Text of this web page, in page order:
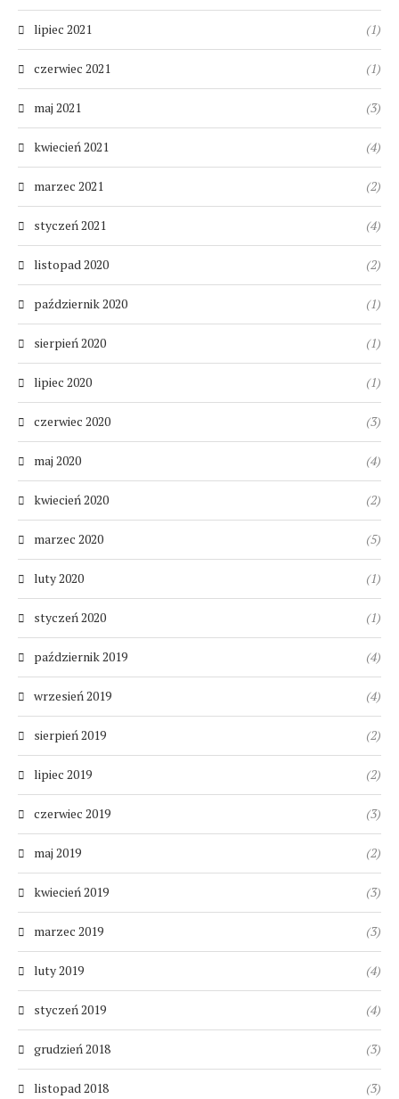
lipiec 2021 (1)
czerwiec 2021 (1)
maj 2021 (3)
kwiecień 2021 (4)
marzec 2021 (2)
styczeń 2021 (4)
listopad 2020 (2)
październik 2020 (1)
sierpień 2020 (1)
lipiec 2020 (1)
czerwiec 2020 (3)
maj 2020 (4)
kwiecień 2020 (2)
marzec 2020 (5)
luty 2020 (1)
styczeń 2020 (1)
październik 2019 (4)
wrzesień 2019 (4)
sierpień 2019 (2)
lipiec 2019 (2)
czerwiec 2019 (3)
maj 2019 (2)
kwiecień 2019 (3)
marzec 2019 (3)
luty 2019 (4)
styczeń 2019 (4)
grudzień 2018 (3)
listopad 2018 (3)